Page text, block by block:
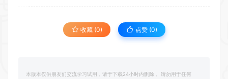
收藏 (0) 点赞 (0)
本版本仅供朋友们交流学习试用，请于下载24小时内删除， 请勿用于任何